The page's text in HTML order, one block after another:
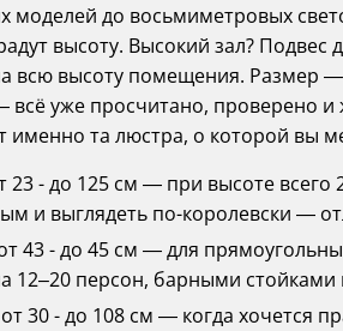
моделей до восьмиметровых
высоту. Высокий зал?
всю высоту помещения. Размер
уже просчитано, проверено и
именно та люстра, о которой вы
23 - до 125 см — при высоте
и выглядеть по-королевски —
43 - до 45 см — для
12–20 персон, барными
от 30 - до 108 см — когда хочется